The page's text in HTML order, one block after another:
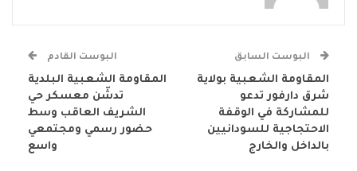
البوست السابق
المقاومة الشعبية بولاية
شرق دارفور تدعو
للمشاركة في الوقفة
الاحتجاجية للسودانيين
بالداخل والخارج
البوست القادم
المقاومة الشعبية البلدية
تدشّن معسكر حي
الشريف العاقب وسط
حضور رسمي ومجتمعي
واسع